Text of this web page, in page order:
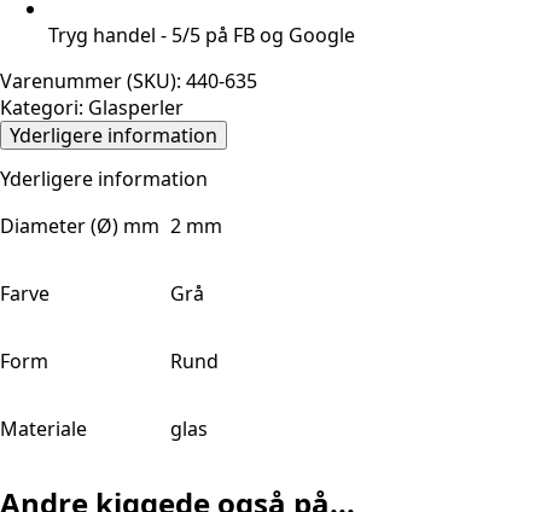
Tryg handel - 5/5 på FB og Google
Varenummer (SKU): 440-635
Kategori: Glasperler
Yderligere information
Yderligere information
Diameter (Ø) mm 2 mm
Farve Grå
Form Rund
Materiale glas
Andre kiggede også på...